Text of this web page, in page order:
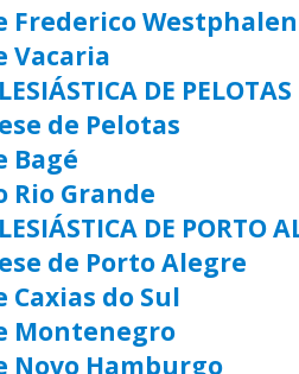
Frederico Westphalen
Vacaria
DE PELOTAS
de Pelotas
Bagé
Rio Grande
DE PORTO
de Porto Alegre
Caxias do Sul
Montenegro
Novo Hamburgo